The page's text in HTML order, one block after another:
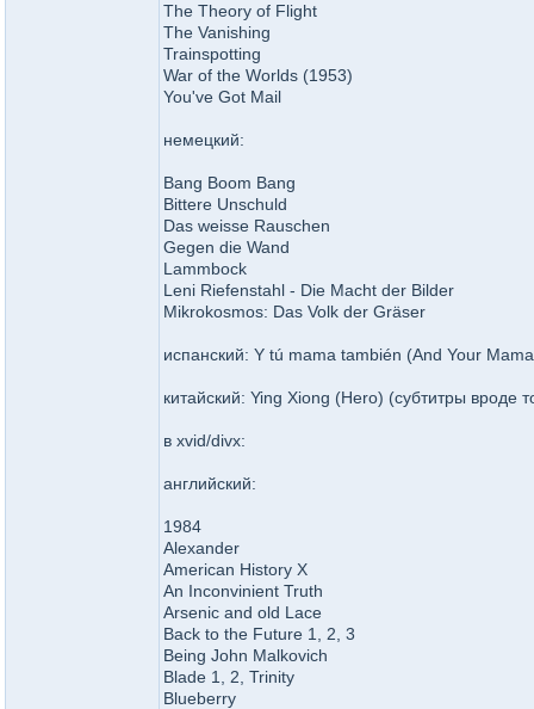
The Theory of Flight
The Vanishing
Trainspotting
War of the Worlds (1953)
You've Got Mail
немецкий:
Bang Boom Bang
Bittere Unschuld
Das weisse Rauschen
Gegen die Wand
Lammbock
Leni Riefenstahl - Die Macht der Bilder
Mikrokosmos: Das Volk der Gräser
испанский: Y tú mama también (And Your
китайский: Ying Xiong (Hero) (субтитры вроде
в xvid/divx:
английский:
1984
Alexander
American History X
An Inconvinient Truth
Arsenic and old Lace
Back to the Future 1, 2, 3
Being John Malkovich
Blade 1, 2, Trinity
Blueberry